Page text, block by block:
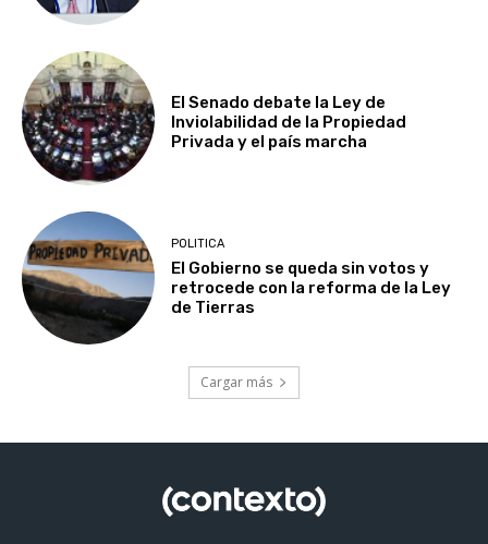
El Senado debate la Ley de
Inviolabilidad de la Propiedad
Privada y el país marcha
POLITICA
El Gobierno se queda sin votos y
retrocede con la reforma de la Ley
de Tierras
Cargar más